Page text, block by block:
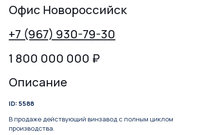
Офис Новороссийск
+7 (967) 930-79-30
1 800 000 000 ₽
Описание
ID: 5588
В продаже действующий винзавод с полным циклом
пpoизводcтвa.